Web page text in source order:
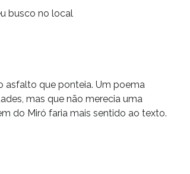
busco no local
asfalto que ponteia. Um poema
mas que não merecia uma
do Miró faria mais sentido ao texto.